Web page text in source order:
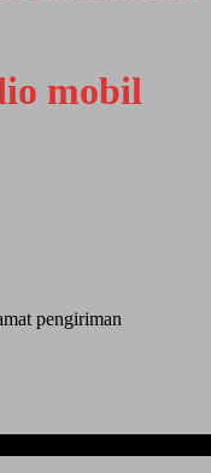
mobil
pengiriman